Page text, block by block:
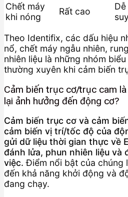
Chết máy
khi nóng
Rất cao
Theo Identifix, các dấu hiệu
nổ, chết máy ngẫu nhiên,
nhiên liệu là những nhóm
thường xuyên khi cảm biến
Cảm biến trục cơ/trục cam
lại ảnh hưởng đến động cơ?
Cảm biến trục cơ và cảm
cảm biến vị trí/tốc độ của
gửi dữ liệu thời gian thực về
đánh lửa, phun nhiên liệu và
việc. Điểm nổi bật của chúng
đến khả năng khởi động và
đang chạy.